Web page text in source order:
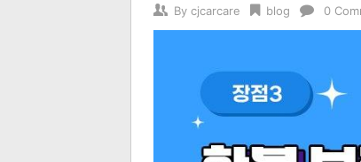
By cjcarcare blog 0